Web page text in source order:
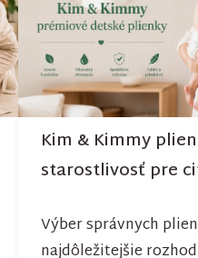
Kim & Kimmy
starostlivosť pre
Výber správnych
najdôležitejšie